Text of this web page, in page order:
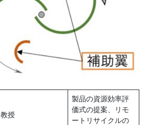
教授
製品の資源効率評
価式の提案、リモ
ートリサイクルの